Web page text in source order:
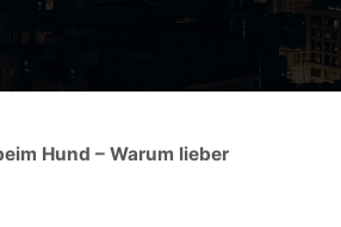
Hund – Warum lieber